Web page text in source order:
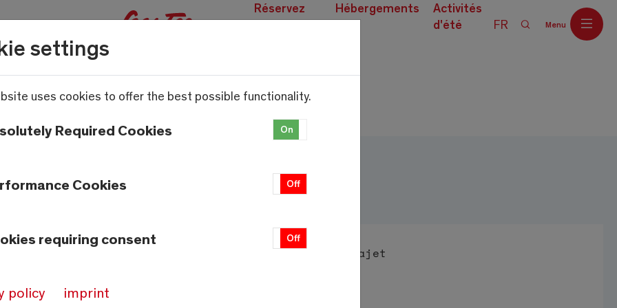
Réservez
des
Hébergements
Activités
d'été
FR Menu
20.3°C
Trajet
settings
uses cookies to offer the best possible functionality.
Required Cookies On
Cookies Off
requiring consent Off
policy imprint